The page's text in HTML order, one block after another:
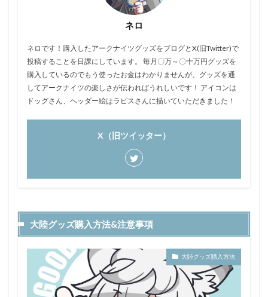
ネロ
ネロです！購入したアークナイツグッズをブログとX(旧Twitter)で
投稿することを日課にしています。 毎月〇万～〇十万円グッズを
購入しているのでもう使ったお金はわかりませんが、グッズを通
してアークナイツの楽しさが伝わればうれしいです！ アイコンは
ドッグさん、ヘッダー絵はラピスさんに描いていただきました！
X（旧ツイッター）
大陸グッズ購入方法&注意事項
大陸グッズ購入方法